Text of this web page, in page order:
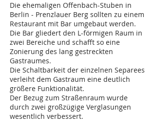
Die ehemaligen Offenbach-Stuben in
Berlin - Prenzlauer Berg sollten zu einem
Restaurant mit Bar umgebaut werden.
Die Bar gliedert den L-förmigen Raum in
zwei Bereiche und schafft so eine
Zonierung des lang gestreckten
Gastraumes.
Die Schaltbarkeit der einzelnen Separees
verleiht dem Gastraum eine deutlich
größere Funktionalität.
Der Bezug zum Straßenraum wurde
durch zwei großzügige Verglasungen
wesentlich verbessert.